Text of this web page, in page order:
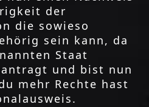
der
die sowieso
sein kann, da
Staat
und bist nun
mehr Rechte hast